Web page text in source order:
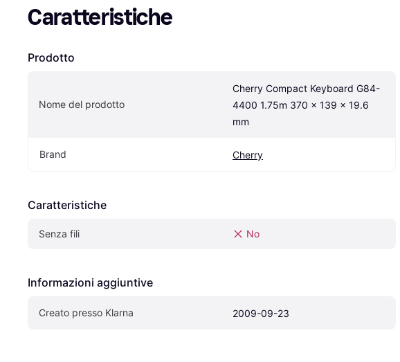
Caratteristiche
Prodotto
Nome del prodotto
Cherry Compact Keyboard G84-
4400 1.75m 370 x 139 x 19.6
mm
Brand Cherry
Caratteristiche
Senza fili No
Informazioni aggiuntive
Creato presso Klarna 2009-09-23